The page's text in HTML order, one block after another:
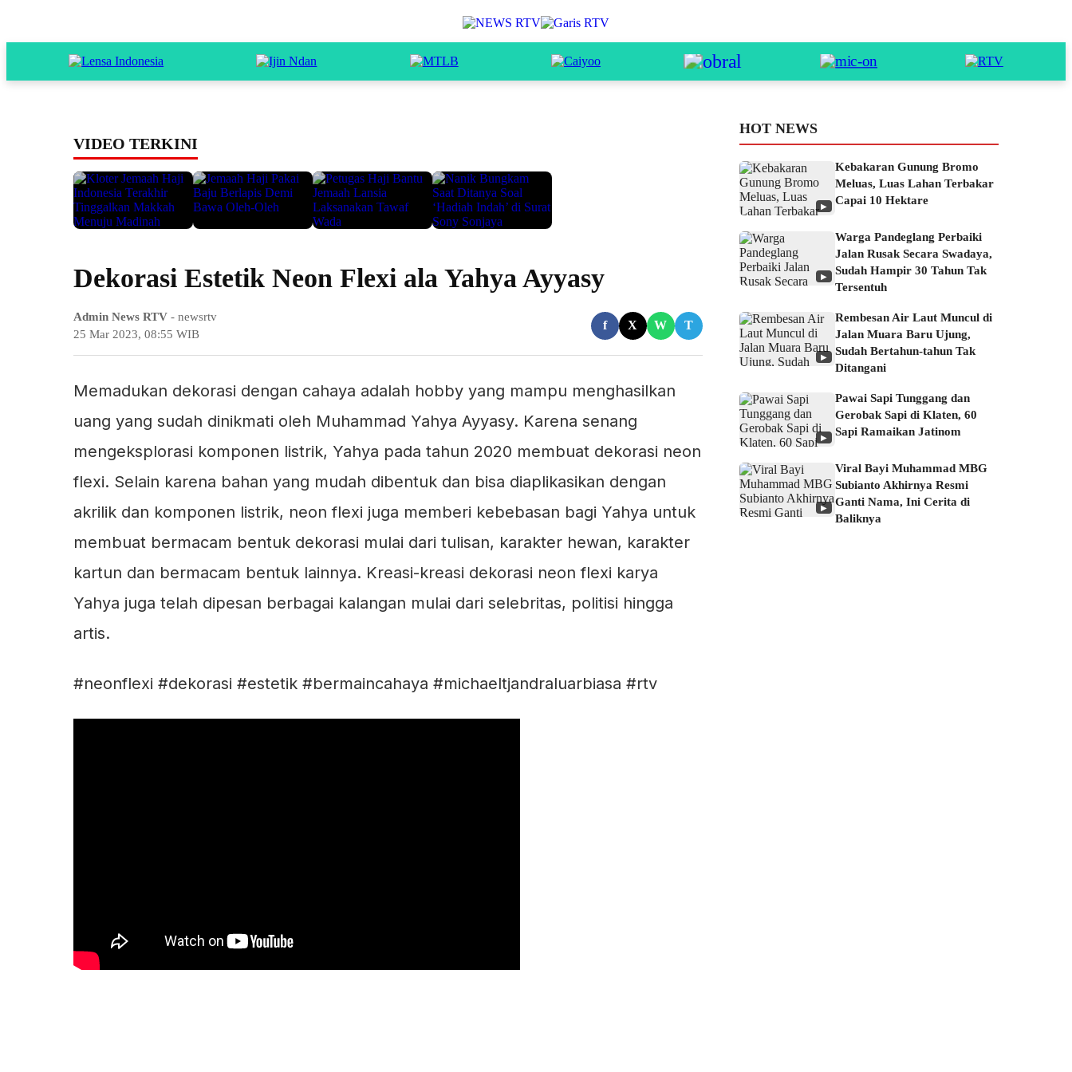
VIDEO TERKINI
Dekorasi Estetik Neon Flexi ala Yahya Ayyasy
Admin News RTV - newsrtv
25 Mar 2023, 08:55 WIB
f X W T
Memadukan dekorasi dengan cahaya adalah hobby yang mampu menghasilkan
uang yang sudah dinikmati oleh Muhammad Yahya Ayyasy. Karena senang
mengeksplorasi komponen listrik, Yahya pada tahun 2020 membuat dekorasi neon
flexi. Selain karena bahan yang mudah dibentuk dan bisa diaplikasikan dengan
akrilik dan komponen listrik, neon flexi juga memberi kebebasan bagi Yahya untuk
membuat bermacam bentuk dekorasi mulai dari tulisan, karakter hewan, karakter
kartun dan bermacam bentuk lainnya. Kreasi-kreasi dekorasi neon flexi karya
Yahya juga telah dipesan berbagai kalangan mulai dari selebritas, politisi hingga
artis.
#neonflexi #dekorasi #estetik #bermaincahaya #michaeltjandraluarbiasa #rtv
HOT NEWS
▶
Kebakaran Gunung Bromo
Meluas, Luas Lahan Terbakar
Capai 10 Hektare
▶
Warga Pandeglang Perbaiki
Jalan Rusak Secara Swadaya,
Sudah Hampir 30 Tahun Tak
Tersentuh
▶
Rembesan Air Laut Muncul di
Jalan Muara Baru Ujung,
Sudah Bertahun-tahun Tak
Ditangani
▶
Pawai Sapi Tunggang dan
Gerobak Sapi di Klaten, 60
Sapi Ramaikan Jatinom
▶
Viral Bayi Muhammad MBG
Subianto Akhirnya Resmi
Ganti Nama, Ini Cerita di
Baliknya